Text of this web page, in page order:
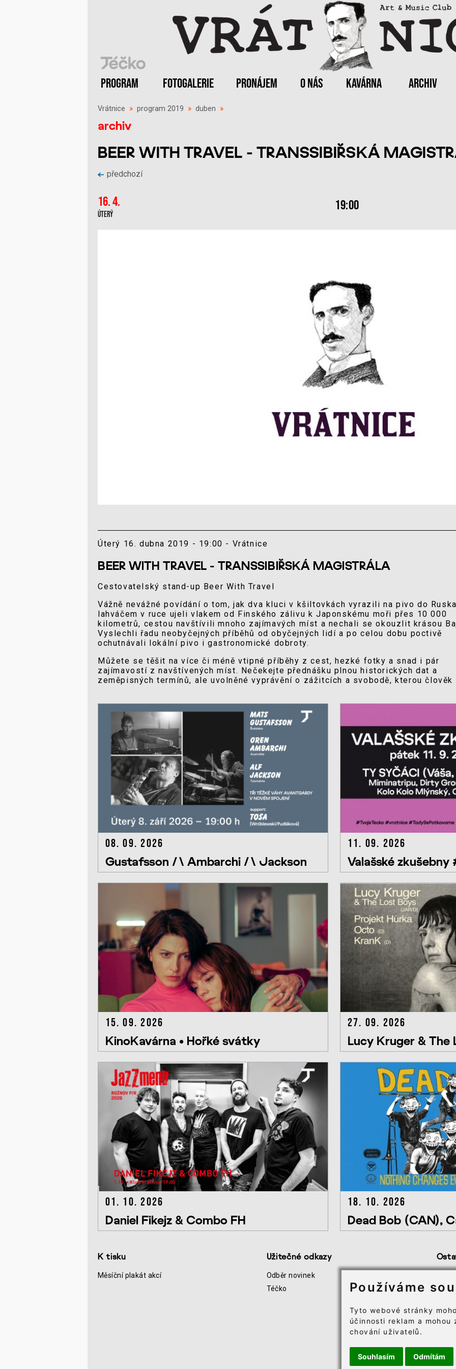
Používáme
Tyto webové stránky
účinnosti reklam a
chování uživatelů.
Souhlasím Odmítám
PROGRAM FOTOGALERIE PRONÁJEM O NÁS KAVÁRNA ARCHIV
Vrátnice » program 2019 » duben »
archiv
BEER WITH TRAVEL - TRANSSIBIŘSKÁ
předchozí
16. 4.
Úterý
19:00
Úterý 16. dubna 2019 - 19:00 - Vrátnice
BEER WITH TRAVEL - TRANSSIBIŘSKÁ MAGISTRÁLA
Cestovatelský stand-up Beer With Travel
Vážně nevážné povídání o tom, jak dva kluci v kšiltovkách vyrazili na pivo do
lahváčem v ruce ujeli vlakem od Finského zálivu k Japonskému moři přes 10 000
kilometrů, cestou navštívili mnoho zajímavých míst a nechali se okouzlit krásou
Vyslechli řadu neobyčejných příběhů od obyčejných lidí a po celou dobu poctivě
ochutnávali lokální pivo i gastronomické dobroty.
Můžete se těšit na více či méně vtipné příběhy z cest, hezké fotky a snad i pár
zajímavostí z navštívených míst. Nečekejte přednášku plnou historických dat a
zeměpisných termínů, ale uvolněné vyprávění o zážitcích a svobodě, kterou
08. 09. 2026
Gustafsson /\ Ambarchi /\ Jackson
11. 09. 2026
Valašské zkušebny
15. 09. 2026
KinoKavárna • Hořké svátky
27. 09. 2026
Lucy Kruger & The
01. 10. 2026
Daniel Fikejz & Combo FH
18. 10. 2026
Dead Bob (CAN),
K tisku
Měsíční plakát akcí
Užitečné odkazy
Odběr novinek
Téčko